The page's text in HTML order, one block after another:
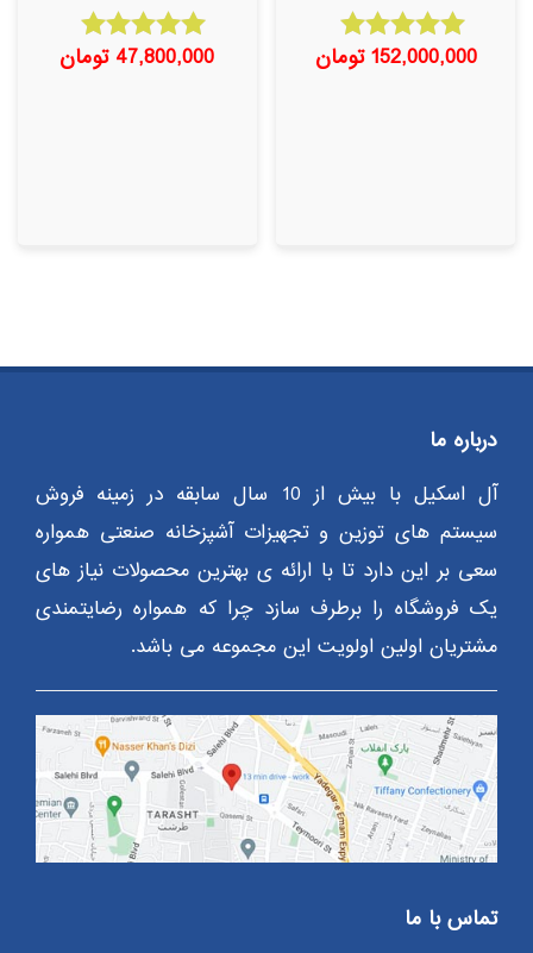
امتیاز
5.00
152,000,000تومان
امتیاز
5.00
47,800,000 تومان
درباره ما
آل اسکیل با بیش از 10 سال سابقه در زمینه فروش
سیستم های توزین و تجهیزات آشپزخانه صنعتی همواره
سعی بر این دارد تا با ارائه ی بهترین محصولات نیاز های
یک فروشگاه را برطرف سازد چرا که همواره رضایتمندی
مشتریان اولین اولویت این مجموعه می باشد.
تماس با ما